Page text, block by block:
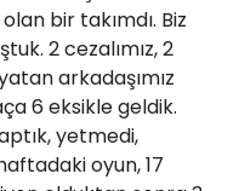
bir takımdı. Biz
2 cezalımız, 2
arkadaşımız
6 eksikle geldik.
yetmedi,
oyun, 17